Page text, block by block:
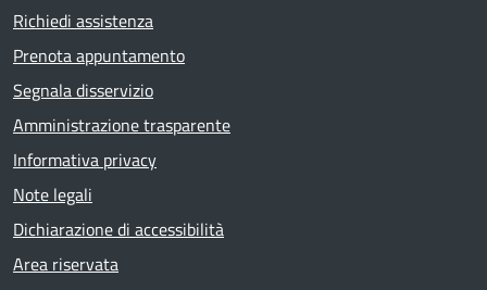
Richiedi assistenza
Prenota appuntamento
Segnala disservizio
Amministrazione trasparente
Informativa privacy
Note legali
Dichiarazione di accessibilità
Area riservata